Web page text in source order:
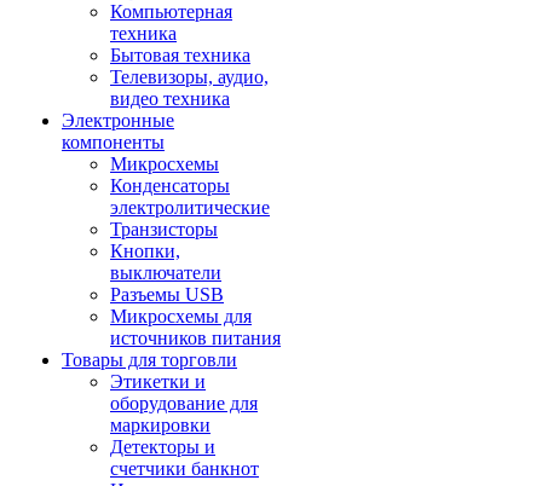
Компьютерная
техника
Бытовая техника
Телевизоры, аудио,
видео техника
Электронные
компоненты
Микросхемы
Конденсаторы
электролитические
Транзисторы
Кнопки,
выключатели
Разъемы USB
Микросхемы для
источников питания
Товары для торговли
Этикетки и
оборудование для
маркировки
Детекторы и
счетчики банкнот